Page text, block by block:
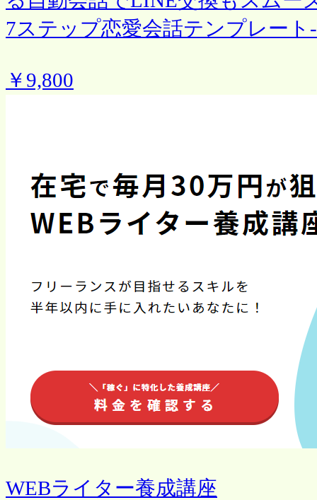
7ステップ恋愛会話テンプレート-
￥9,800
WEBライター養成講座